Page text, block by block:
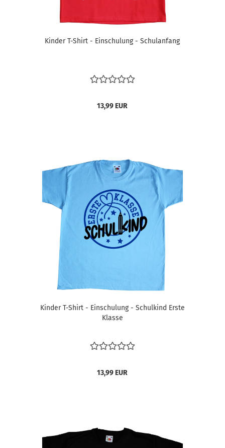
Kinder T-Shirt - Einschulung - Schulanfang
13,99 EUR
Kinder T-Shirt - Einschulung - Schulkind Erste
Klasse
13,99 EUR